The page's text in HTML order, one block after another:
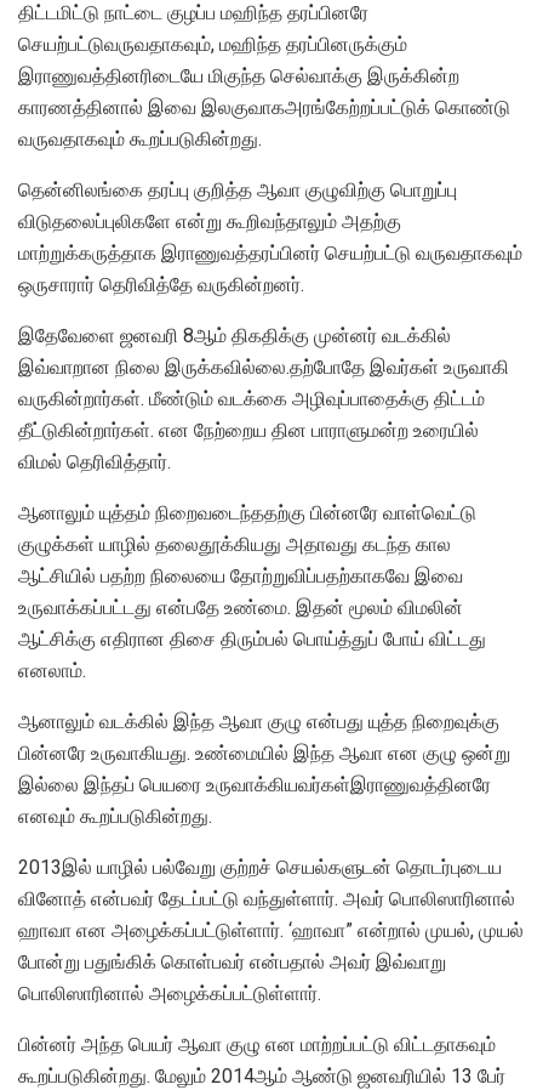
திட்டமிட்டு நாட்டை குழப்ப மஹிந்த தரப்பினரே
செயற்பட்டுவருவதாகவும், மஹிந்த தரப்பினருக்கும்
இராணுவத்தினரிடையே மிகுந்த செல்வாக்கு இருக்கின்ற
காரணத்தினால் இவை இலகுவாகஅரங்கேற்றப்பட்டுக் கொண்டு
வருவதாகவும் கூறப்படுகின்றது.
தென்னிலங்கை தரப்பு குறித்த ஆவா குழுவிற்கு பொறுப்பு
விடுதலைப்புலிகளே என்று கூறிவந்தாலும் அதற்கு
மாற்றுக்கருத்தாக இராணுவத்தரப்பினர் செயற்பட்டு வருவதாகவும்
ஒருசாரார் தெரிவித்தே வருகின்றனர்.
இதேவேளை ஜனவரி 8ஆம் திகதிக்கு முன்னர் வடக்கில்
இவ்வாறான நிலை இருக்கவில்லை.தற்போதே இவர்கள் உருவாகி
வருகின்றார்கள். மீண்டும் வடக்கை அழிவுப்பாதைக்கு திட்டம்
தீட்டுகின்றார்கள். என நேற்றைய தின பாராளுமன்ற உரையில்
விமல் தெரிவித்தார்.
ஆனாலும் யுத்தம் நிறைவடைந்ததற்கு பின்னரே வாள்வெட்டு
குழுக்கள் யாழில் தலைதூக்கியது அதாவது கடந்த கால
ஆட்சியில் பதற்ற நிலையை தோற்றுவிப்பதற்காகவே இவை
உருவாக்கப்பட்டது என்பதே உண்மை. இதன் மூலம் விமலின்
ஆட்சிக்கு எதிரான திசை திரும்பல் பொய்த்துப் போய் விட்டது
எனலாம்.
ஆனாலும் வடக்கில் இந்த ஆவா குழு என்பது யுத்த நிறைவுக்கு
பின்னரே உருவாகியது. உண்மையில் இந்த ஆவா என குழு ஒன்று
இல்லை இந்தப் பெயரை உருவாக்கியவர்கள்இராணுவத்தினரே
எனவும் கூறப்படுகின்றது.
2013இல் யாழில் பல்வேறு குற்றச் செயல்களுடன் தொடர்புடைய
வினோத் என்பவர் தேடப்பட்டு வந்துள்ளார். அவர் பொலிஸாரினால்
ஹாவா என அழைக்கப்பட்டுள்ளார். ‘ஹாவா” என்றால் முயல், முயல்
போன்று பதுங்கிக் கொள்பவர் என்பதால் அவர் இவ்வாறு
பொலிஸாரினால் அழைக்கப்பட்டுள்ளார்.
பின்னர் அந்த பெயர் ஆவா குழு என மாற்றப்பட்டு விட்டதாகவும்
கூறப்படுகின்றது. மேலும் 2014ஆம் ஆண்டு ஜனவரியில் 13 பேர்